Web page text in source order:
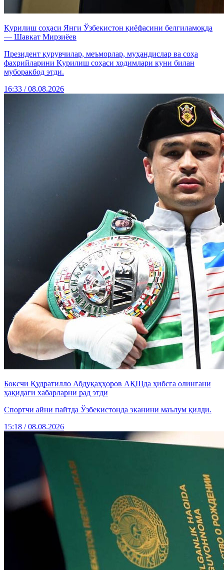
Қурилиш соҳаси Янги Ўзбекистон қиёфасини белгиламоқда
— Шавкат Мирзиёев
Президент қурувчилар, меъморлар, муҳандислар ва соҳа
фахрийларини Қурилиш соҳаси ходимлари куни билан
муборакбод этди.
16:33 / 08.08.2026
Боксчи Қудратилло Абдуқаҳҳоров АҚШда ҳибсга олингани
ҳақидаги хабарларни рад этди
Спортчи айни пайтда Ўзбекистонда эканини маълум қилди.
15:18 / 08.08.2026